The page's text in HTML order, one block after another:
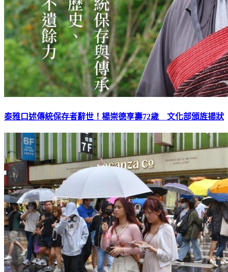
泰雅口述傳統保存者辭世！楊崇德享壽72歲 文化部頒旌揚狀